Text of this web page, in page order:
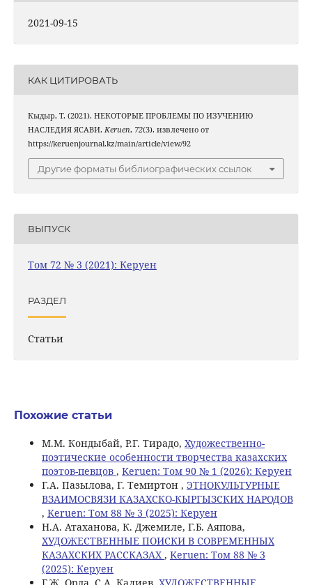
2021-09-15
КАК ЦИТИРОВАТЬ
Кыдыр, Т. (2021). НЕКОТОРЫЕ ПРОБЛЕМЫ ПО ИЗУЧЕНИЮ
НАСЛЕДИЯ ЯСАВИ. Keruen, 72(3). извлечено от
https://keruenjournal.kz/main/article/view/92
Другие форматы библиографических ссылок
ВЫПУСК
Том 72 № 3 (2021): Керуен
РАЗДЕЛ
Статьи
Похожие статьи
М.М. Кондыбай, Р.Г. Тирадо, Художественно-
поэтические особенности творчества казахских
поэтов-певцов , Keruen: Том 90 № 1 (2026): Керуен
Г.А. Пазылова, Г. Темиртон , ЭТНОКУЛЬТУРНЫЕ
ВЗАИМОСВЯЗИ КАЗАХСКО-КЫРГЫЗСКИХ НАРОДОВ
, Keruen: Том 88 № 3 (2025): Керуен
Н.А. Атаханова, К. Джемиле, Г.Б. Аяпова,
ХУДОЖЕСТВЕННЫЕ ПОИСКИ В СОВРЕМЕННЫХ
КАЗАХСКИХ РАССКАЗАХ , Keruen: Том 88 № 3
(2025): Керуен